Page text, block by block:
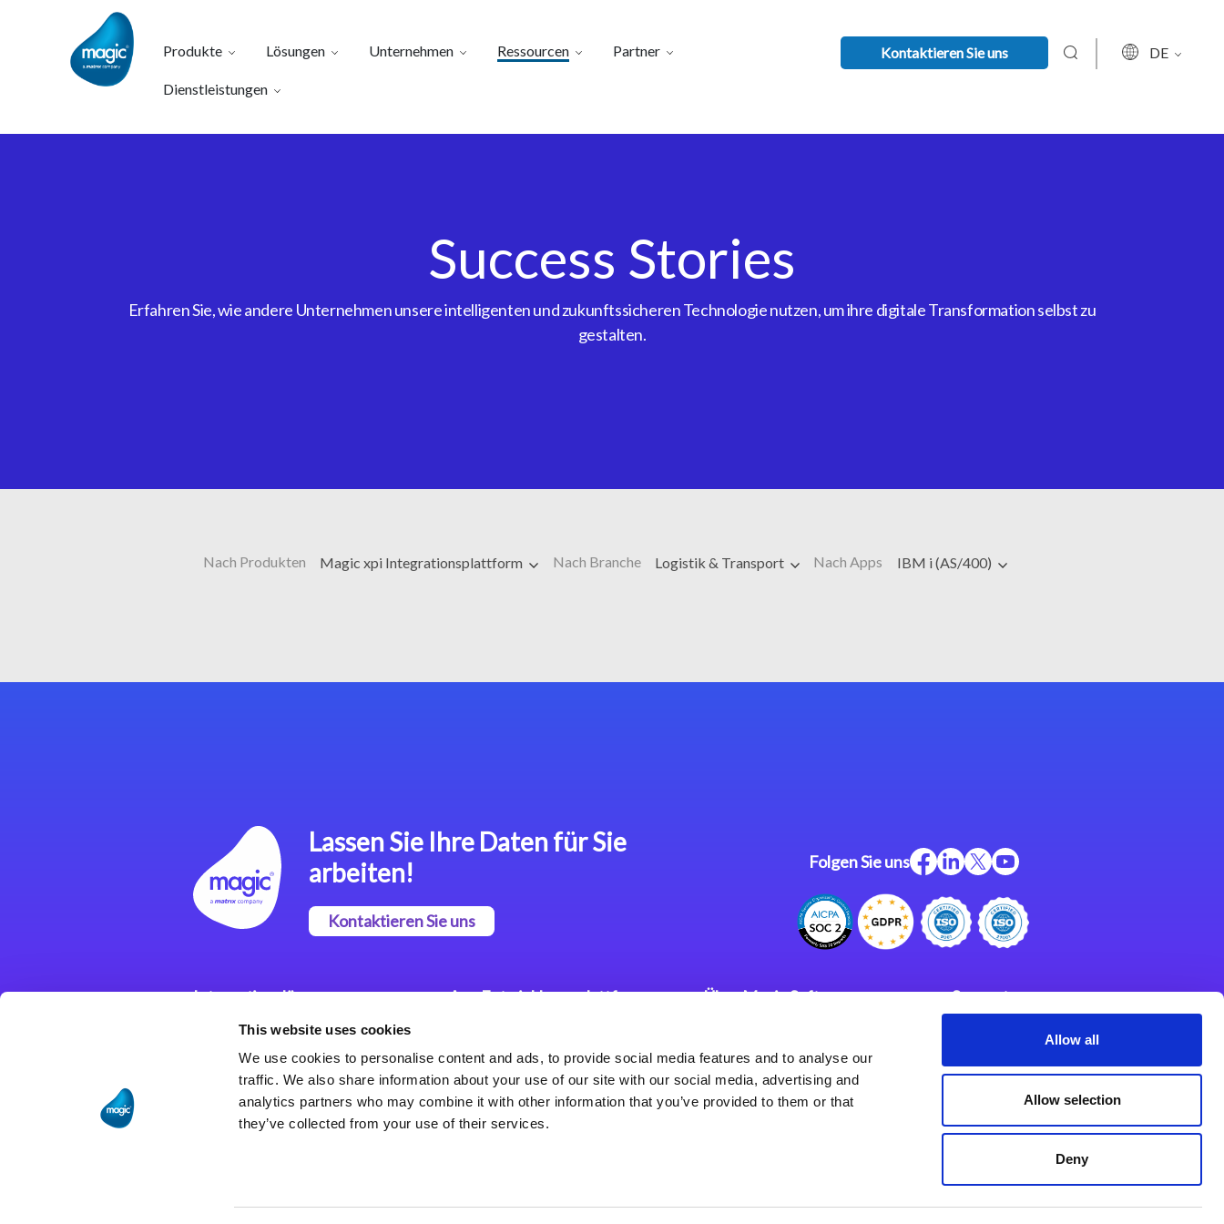
This website uses cookies
We use cookies to personalise content and ads, to provide social media features and to analyse our
traffic. We also share information about your use of our site with our social media, advertising and
analytics partners who may combine it with other information that you’ve provided to them or that
they’ve collected from your use of their services.
Allow all
Allow selection
Deny
Produkte Lösungen Unternehmen Ressourcen Partner
Dienstleistungen
Kontaktieren Sie uns DE
Success Stories
Erfahren Sie, wie andere Unternehmen unsere intelligenten und zukunftssicheren Technologie nutzen, um ihre digitale Transformation selbst zu
gestalten.
Nach Produkten Magic xpi Integrationsplattform Nach Branche Logistik & Transport Nach Apps IBM i (AS/400)
Lassen Sie Ihre Daten für Sie
arbeiten!
Kontaktieren Sie uns
Folgen Sie uns
Integrationslösungen
Magic xpi
Integrationsplattform
App Entwicklungsplattform
Plattform
Magic xpa Web Application
Framework
Über Magic Software
Karriere
Datenschutzerklärung
Weltweite Niederlassungen
Support
Impressum